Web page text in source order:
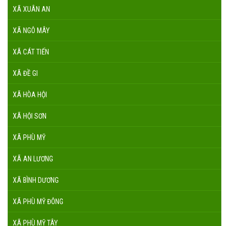
XÃ XUÂN AN
XÃ NGÔ MÂY
XÃ CÁT TIẾN
XÃ ĐỀ GI
XÃ HÒA HỘI
XÃ HỘI SƠN
XÃ PHÙ MỸ
XÃ AN LƯƠNG
XÃ BÌNH DƯƠNG
XÃ PHÙ MỸ ĐÔNG
XÃ PHÙ MỸ TÂY